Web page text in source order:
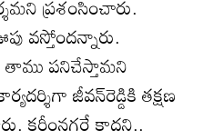
ప్రశంసించారు.
వస్తోందన్నారు.
తాము పనిచేస్తామని
జీవన్‌రెడ్డికి తక్షణ
కరీంనగరే కాదని..